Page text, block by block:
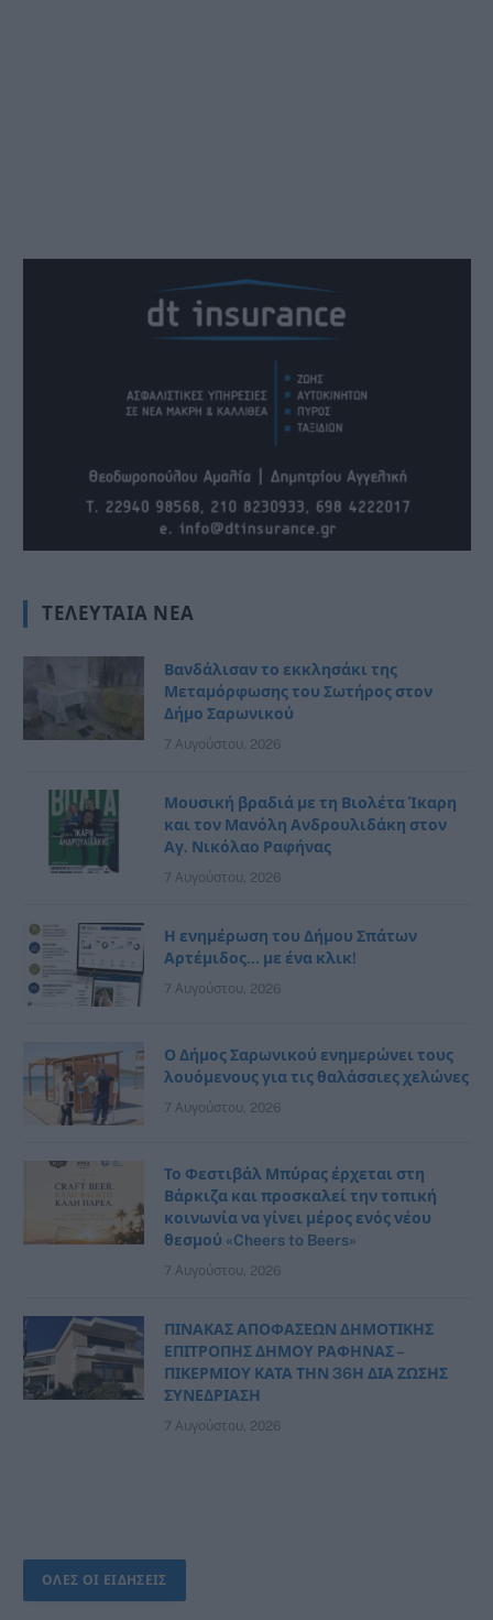
ΤΕΛΕΥΤΑΊΑ ΝΈΑ
Βανδάλισαν το εκκλησάκι της
Μεταμόρφωσης του Σωτήρος στον
Δήμο Σαρωνικού
7 Αυγούστου, 2026
Μουσική βραδιά με τη Βιολέτα Ίκαρη
και τον Μανόλη Ανδρουλιδάκη στον
Αγ. Νικόλαο Ραφήνας
7 Αυγούστου, 2026
Η ενημέρωση του Δήμου Σπάτων
Αρτέμιδος… με ένα κλικ!
7 Αυγούστου, 2026
Ο Δήμος Σαρωνικού ενημερώνει τους
λουόμενους για τις θαλάσσιες χελώνες
7 Αυγούστου, 2026
Το Φεστιβάλ Μπύρας έρχεται στη
Βάρκιζα και προσκαλεί την τοπική
κοινωνία να γίνει μέρος ενός νέου
θεσμού «Cheers to Beers»
7 Αυγούστου, 2026
ΠΙΝΑΚΑΣ ΑΠΟΦΑΣΕΩΝ ΔΗΜΟΤΙΚΗΣ
ΕΠΙΤΡΟΠΗΣ ΔΗΜΟΥ ΡΑΦΗΝΑΣ –
ΠΙΚΕΡΜΙΟΥ ΚΑΤΑ ΤΗΝ 36Η ΔΙΑ ΖΩΣΗΣ
ΣΥΝΕΔΡΙΑΣΗ
7 Αυγούστου, 2026
ΟΛΕΣ ΟΙ ΕΙΔΗΣΕΙΣ